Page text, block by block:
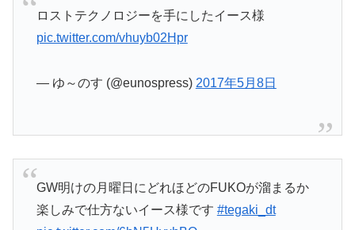
ロストテクノロジーを手にしたイース様
pic.twitter.com/vhuyb02Hpr
— ゆ～のす (@eunospress) 2017年5月8日
GW明けの月曜日にどれほどのFUKOが溜まるか
楽しみで仕方ないイース様です #tegaki_dt